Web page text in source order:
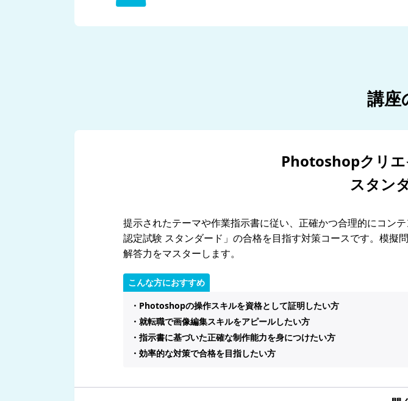
講座
Photoshopクリエ
スタン
提示されたテーマや作業指示書に従い、正確かつ合理的にコン
認定試験 スタンダード」の合格を目指す対策コースです。模擬
解答力をマスターします。
こんな方におすすめ
・Photoshopの操作スキルを資格として証明したい方
・就転職で画像編集スキルをアピールしたい方
・指示書に基づいた正確な制作能力を身につけたい方
・効率的な対策で合格を目指したい方